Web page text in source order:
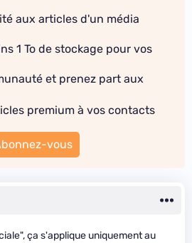
aux articles d'un média
1 To de stockage pour vos
et prenez part aux
premium à vos contacts
vous
ça s'applique uniquement au